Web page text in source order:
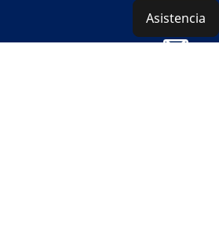
Asistencia